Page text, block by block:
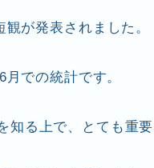
観が発表されました。
での統計です。
知る上で、とても重